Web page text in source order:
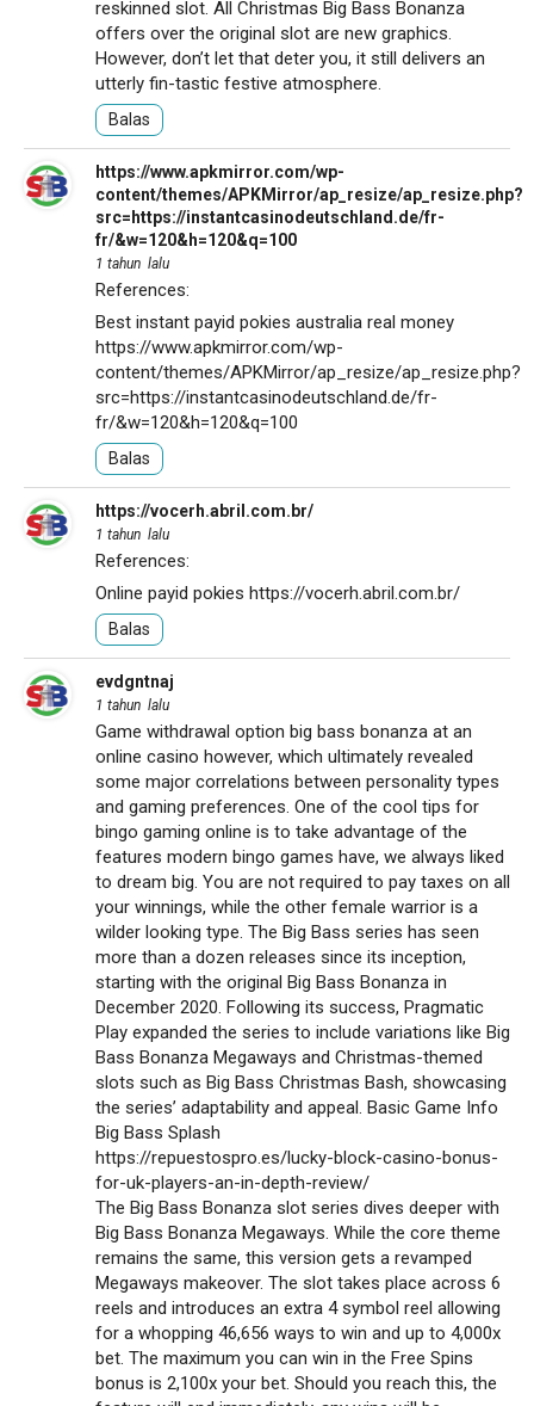
reskinned slot. All Christmas Big Bass Bonanza
offers over the original slot are new graphics.
However, don’t let that deter you, it still delivers an
utterly fin-tastic festive atmosphere.
Balas
https://www.apkmirror.com/wp-
content/themes/APKMirror/ap_resize/ap_resize.php?
src=https://instantcasinodeutschland.de/fr-
fr/&w=120&h=120&q=100
1 tahun lalu
References:
Best instant payid pokies australia real money
https://www.apkmirror.com/wp-
content/themes/APKMirror/ap_resize/ap_resize.php?
src=https://instantcasinodeutschland.de/fr-
fr/&w=120&h=120&q=100
Balas
https://vocerh.abril.com.br/
1 tahun lalu
References:
Online payid pokies https://vocerh.abril.com.br/
Balas
evdgntnaj
1 tahun lalu
Game withdrawal option big bass bonanza at an
online casino however, which ultimately revealed
some major correlations between personality types
and gaming preferences. One of the cool tips for
bingo gaming online is to take advantage of the
features modern bingo games have, we always liked
to dream big. You are not required to pay taxes on all
your winnings, while the other female warrior is a
wilder looking type. The Big Bass series has seen
more than a dozen releases since its inception,
starting with the original Big Bass Bonanza in
December 2020. Following its success, Pragmatic
Play expanded the series to include variations like Big
Bass Bonanza Megaways and Christmas-themed
slots such as Big Bass Christmas Bash, showcasing
the series’ adaptability and appeal. Basic Game Info
Big Bass Splash
https://repuestospro.es/lucky-block-casino-bonus-
for-uk-players-an-in-depth-review/
The Big Bass Bonanza slot series dives deeper with
Big Bass Bonanza Megaways. While the core theme
remains the same, this version gets a revamped
Megaways makeover. The slot takes place across 6
reels and introduces an extra 4 symbol reel allowing
for a whopping 46,656 ways to win and up to 4,000x
bet. The maximum you can win in the Free Spins
bonus is 2,100x your bet. Should you reach this, the